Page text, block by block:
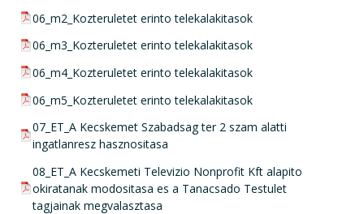
pdf csatolmány:
06_m2_Kozteruletet erinto telekalakitasok
pdf csatolmány:
06_m3_Kozteruletet erinto telekalakitasok
pdf csatolmány:
06_m4_Kozteruletet erinto telekalakitasok
pdf csatolmány:
06_m5_Kozteruletet erinto telekalakitasok
pdf csatolmány:
07_ET_A Kecskemet Szabadsag ter 2 szam alatti
ingatlanresz hasznositasa
pdf csatolmány:
08_ET_A Kecskemeti Televizio Nonprofit Kft alapito
okiratanak modositasa es a Tanacsado Testulet
tagjainak megvalasztasa